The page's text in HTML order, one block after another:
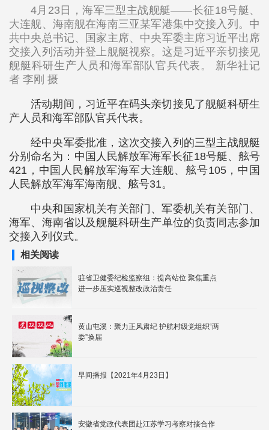
4月23日，海军三型主战舰艇——长征18号艇、
大连舰、海南舰在海南三亚某军港集中交接入列。中
共中央总书记、国家主席、中央军委主席习近平出席
交接入列活动并登上舰艇视察。这是习近平亲切接见
舰艇科研生产人员和海军部队官兵代表。 新华社记
者 李刚 摄
活动期间，习近平在码头亲切接见了舰艇科研生
产人员和海军部队官兵代表。
经中央军委批准，这次交接入列的三型主战舰艇
分别命名为：中国人民解放军海军长征18号艇、舷号
421，中国人民解放军海军大连舰、舷号105，中国
人民解放军海军海南舰、舷号31。
中央和国家机关有关部门、军委机关有关部门、
海军、海南省以及舰艇科研生产单位的负责同志参加
交接入列仪式。
相关阅读
驻省卫健委纪检监察组：提高站位 聚焦重点
进一步压实巡视整改政治责任
黄山屯溪：聚力正风肃纪 护航村级党组织“两
委”换届
早间播报【2021年4月23日】
安徽省党政代表团赴江苏学习考察对接合作